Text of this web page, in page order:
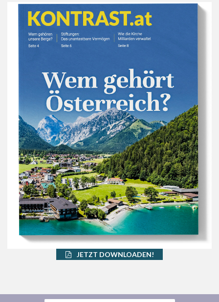
JETZT DOWNLOADEN!